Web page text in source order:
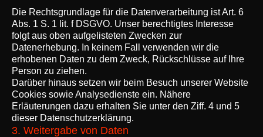
Die Rechtsgrundlage für die Datenverarbeitung ist Art. 6
Abs. 1 S. 1 lit. f DSGVO. Unser berechtigtes Interesse
folgt aus oben aufgelisteten Zwecken zur
Datenerhebung. In keinem Fall verwenden wir die
erhobenen Daten zu dem Zweck, Rückschlüsse auf Ihre
Person zu ziehen.
Darüber hinaus setzen wir beim Besuch unserer Website
Cookies sowie Analysedienste ein. Nähere
Erläuterungen dazu erhalten Sie unter den Ziff. 4 und 5
dieser Datenschutzerklärung.
3. Weitergabe von Daten